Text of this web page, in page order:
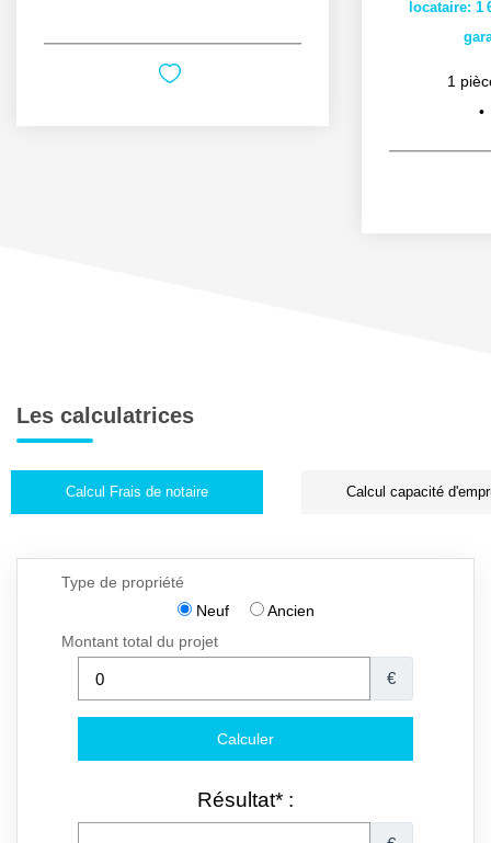
locataire: 1
1
Les calculatrices
Calcul Frais de notaire Calcul capacité